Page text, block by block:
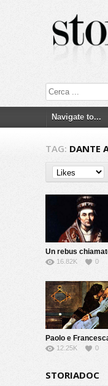
TAG: DANTE
16.82K 0
12.25K 0
STORIADOC